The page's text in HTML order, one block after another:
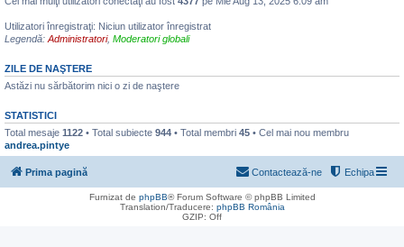
Utilizatori înregistraţi: Niciun utilizator înregistrat
Legendă: Administratori, Moderatori globali
ZILE DE NAŞTERE
Astăzi nu sărbătorim nici o zi de naştere
STATISTICI
Total mesaje 1122 • Total subiecte 944 • Total membri 45 • Cel mai nou membru
andrea.pintye
Prima pagină Echipa
Contactează-ne
Furnizat de phpBB® Forum Software © phpBB Limited
Translation/Traducere: phpBB România
GZIP: Off